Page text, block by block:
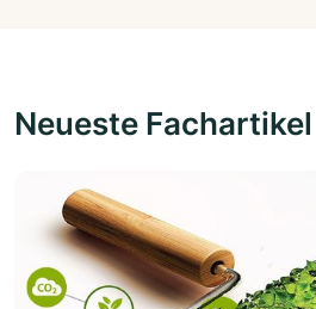
Neueste Fachartikel